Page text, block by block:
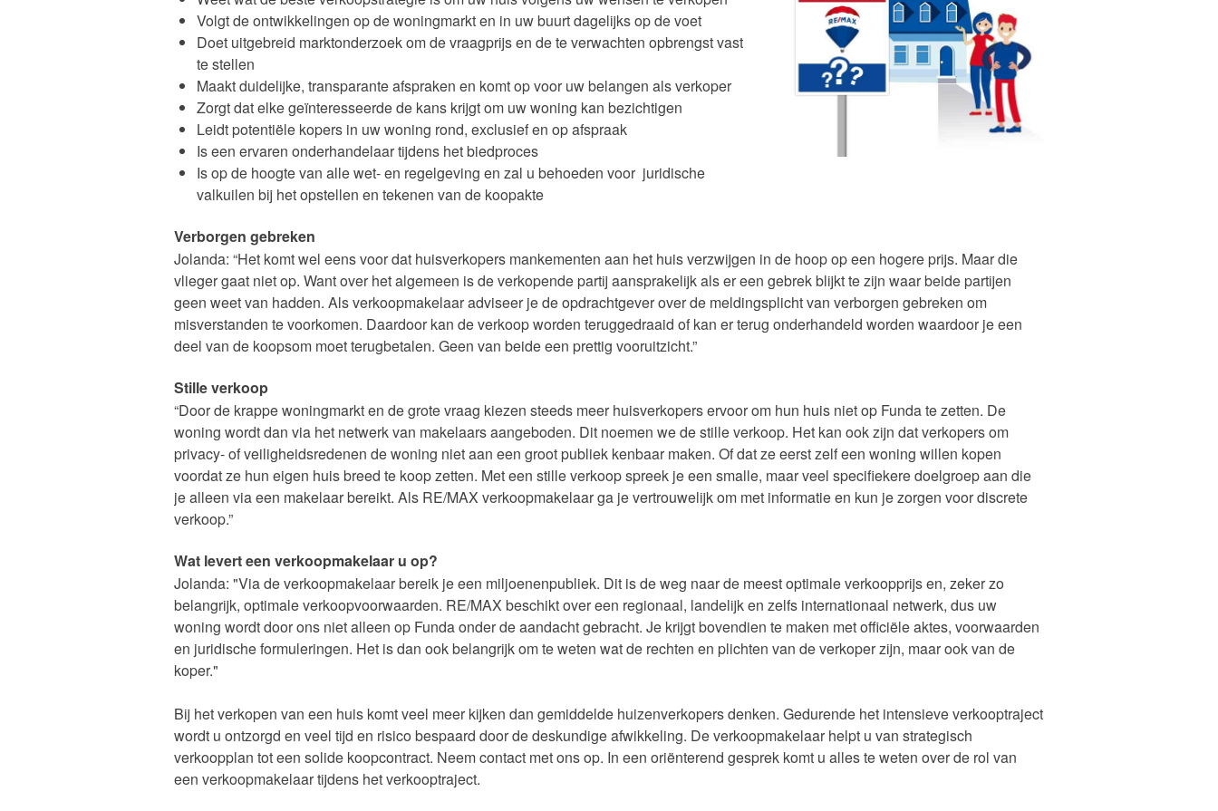
Volgt de ontwikkelingen op de woningmarkt en in uw buurt dagelijks op de voet
Doet uitgebreid marktonderzoek om de vraagprijs en de te verwachten opbrengst vast
te stellen
Maakt duidelijke, transparante afspraken en komt op voor uw belangen als verkoper
Zorgt dat elke geïnteresseerde de kans krijgt om uw woning kan bezichtigen
Leidt potentiële kopers in uw woning rond, exclusief en op afspraak
Is een ervaren onderhandelaar tijdens het biedproces
Is op de hoogte van alle wet- en regelgeving en zal u behoeden voor juridische
valkuilen bij het opstellen en tekenen van de koopakte
Verborgen gebreken
Jolanda: “Het komt wel eens voor dat huisverkopers mankementen aan het huis verzwijgen in de hoop op een hogere prijs. Maar die
vlieger gaat niet op. Want over het algemeen is de verkopende partij aansprakelijk als er een gebrek blijkt te zijn waar beide partijen
geen weet van hadden. Als verkoopmakelaar adviseer je de opdrachtgever over de meldingsplicht van verborgen gebreken om
misverstanden te voorkomen. Daardoor kan de verkoop worden teruggedraaid of kan er terug onderhandeld worden waardoor je een
deel van de koopsom moet terugbetalen. Geen van beide een prettig vooruitzicht.”
Stille verkoop
“Door de krappe woningmarkt en de grote vraag kiezen steeds meer huisverkopers ervoor om hun huis niet op Funda te zetten. De
woning wordt dan via het netwerk van makelaars aangeboden. Dit noemen we de stille verkoop. Het kan ook zijn dat verkopers om
privacy- of veiligheidsredenen de woning niet aan een groot publiek kenbaar maken. Of dat ze eerst zelf een woning willen kopen
voordat ze hun eigen huis breed te koop zetten. Met een stille verkoop spreek je een smalle, maar veel specifiekere doelgroep aan die
je alleen via een makelaar bereikt. Als RE/MAX verkoopmakelaar ga je vertrouwelijk om met informatie en kun je zorgen voor discrete
verkoop.”
Wat levert een verkoopmakelaar u op?
Jolanda: "Via de verkoopmakelaar bereik je een miljoenenpubliek. Dit is de weg naar de meest optimale verkoopprijs en, zeker zo
belangrijk, optimale verkoopvoorwaarden. RE/MAX beschikt over een regionaal, landelijk en zelfs internationaal netwerk, dus uw
woning wordt door ons niet alleen op Funda onder de aandacht gebracht. Je krijgt bovendien te maken met officiële aktes, voorwaarden
en juridische formuleringen. Het is dan ook belangrijk om te weten wat de rechten en plichten van de verkoper zijn, maar ook van de
koper."
Bij het verkopen van een huis komt veel meer kijken dan gemiddelde huizenverkopers denken. Gedurende het intensieve verkooptraject
wordt u ontzorgd en veel tijd en risico bespaard door de deskundige afwikkeling. De verkoopmakelaar helpt u van strategisch
verkoopplan tot een solide koopcontract. Neem contact met ons op. In een oriënterend gesprek komt u alles te weten over de rol van
een verkoopmakelaar tijdens het verkooptraject.